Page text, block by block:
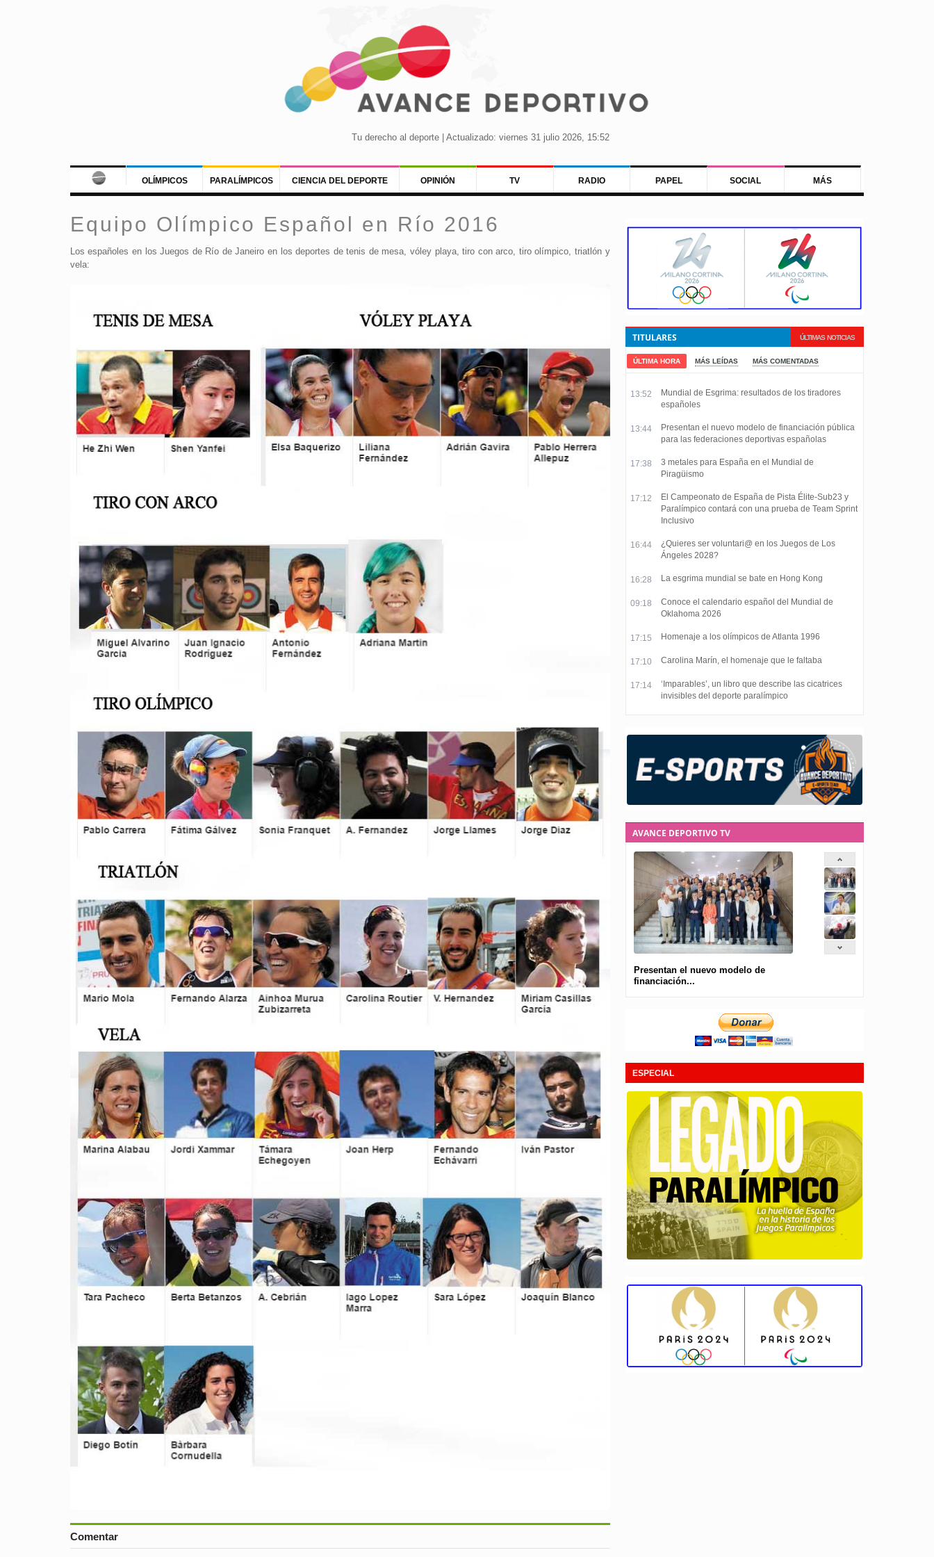
Tu derecho al deporte | Actualizado: viernes 31 julio 2026, 15:52
OLÍMPICOS PARALÍMPICOS CIENCIA DEL DEPORTE OPINIÓN TV RADIO PAPEL SOCIAL MÁS
Equipo Olímpico Español en Río 2016
Los españoles en los Juegos de Río de Janeiro en los deportes de tenis de mesa, vóley playa, tiro con arco, tiro olímpico, triatlón y
vela:
Comentar
ÚLTIMAS NOTICIAS
TITULARES
ÚLTIMA HORA MÁS LEÍDAS MÁS COMENTADAS
13:52
Mundial de Esgrima: resultados de los tiradores
españoles
13:44
Presentan el nuevo modelo de financiación pública
para las federaciones deportivas españolas
17:38
3 metales para España en el Mundial de
Piragüismo
17:12
El Campeonato de España de Pista Élite-Sub23 y
Paralímpico contará con una prueba de Team Sprint
Inclusivo
16:44
¿Quieres ser voluntari@ en los Juegos de Los
Ángeles 2028?
16:28 La esgrima mundial se bate en Hong Kong
09:18
Conoce el calendario español del Mundial de
Oklahoma 2026
17:15 Homenaje a los olímpicos de Atlanta 1996
17:10 Carolina Marín, el homenaje que le faltaba
17:14
‘Imparables’, un libro que describe las cicatrices
invisibles del deporte paralímpico
AVANCE DEPORTIVO TV
Presentan el nuevo modelo de
financiación...
ESPECIAL